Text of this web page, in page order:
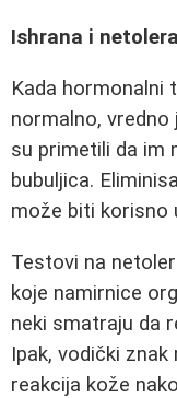
Ishrana i
Kada hormonalni
normalno,
su primetili da im
bubuljica.
može biti korisno
Testovi na
koje namirnice
neki smatraju da
Ipak, vodički
reakcija kože